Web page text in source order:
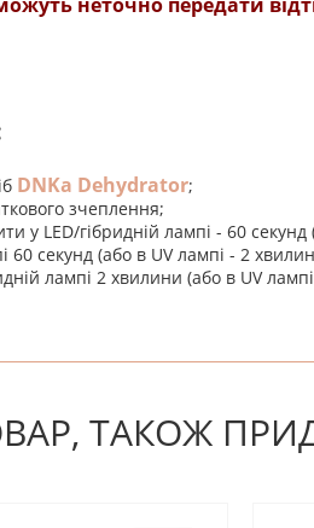
DNKa Dehydrator;
зчеплення;
у LED/гібридній лампі - 60
60 секунд (або в UV лампі - 2
лампі 2 хвилини (або в UV
першим, хто напише відгук.
ТАКОЖ